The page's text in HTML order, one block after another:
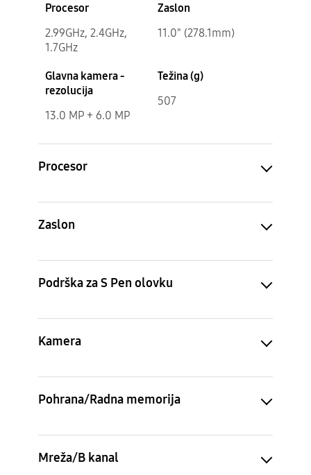
Procesor
2.99GHz, 2.4GHz,
1.7GHz
Zaslon
11.0" (278.1mm)
Glavna kamera -
rezolucija
13.0 MP + 6.0 MP
Težina (g)
507
Procesor
Zaslon
Podrška za S Pen olovku
Kamera
Pohrana/Radna memorija
Mreža/B kanal